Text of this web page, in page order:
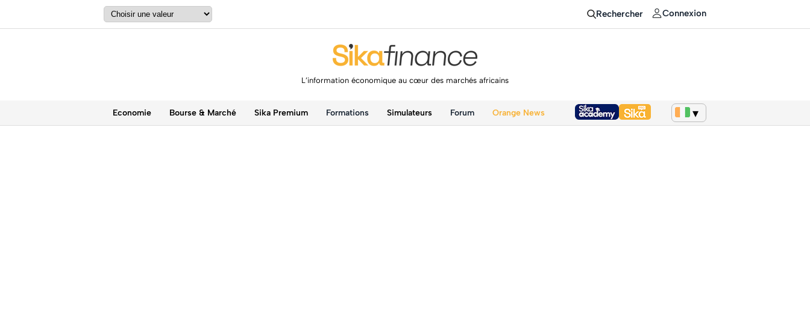
Rechercher Connexion
L’information économique au cœur des marchés africains
Economie Bourse & Marché Sika Premium Formations Simulateurs Forum Orange News